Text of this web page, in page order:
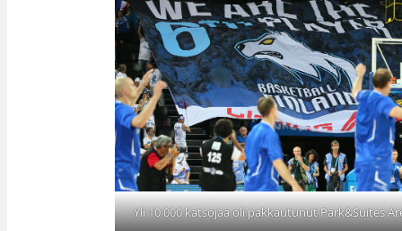
Yli 10 000 katsojaa oli pakkautunut Park&Suites